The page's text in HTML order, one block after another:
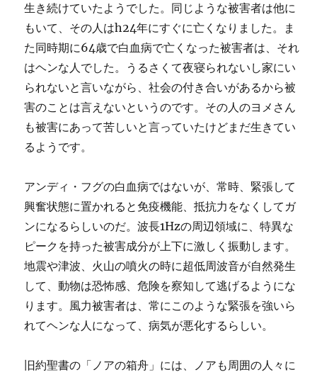
生き続けていたようでした。同じような被害者は他に
もいて、その人はh24年にすぐに亡くなりました。ま
た同時期に64歳で白血病で亡くなった被害者は、それ
はヘンな人でした。うるさくて夜寝られないし家にい
られないと言いながら、社会の付き合いがあるから被
害のことは言えないというのです。その人のヨメさん
も被害にあって苦しいと言っていたけどまだ生きてい
るようです。
アンディ・フグの白血病ではないが、常時、緊張して
興奮状態に置かれると免疫機能、抵抗力をなくしてガ
ンになるらしいのだ。波長1Hzの周辺領域に、特異な
ピークを持った被害成分が上下に激しく振動します。
地震や津波、火山の噴火の時に超低周波音が自然発生
して、動物は恐怖感、危険を察知して逃げるようにな
ります。風力被害者は、常にこのような緊張を強いら
れてヘンな人になって、病気が悪化するらしい。
旧約聖書の「ノアの箱舟」には、ノアも周囲の人々に